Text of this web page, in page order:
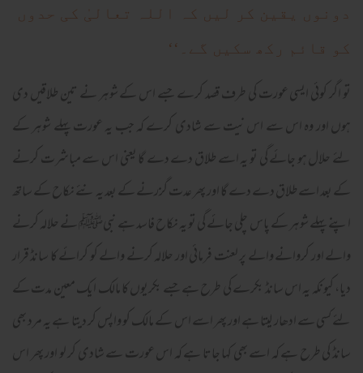
دونوں یقین کر لیں کہ اللہ تعالیٰ کی حدوں
کو قائم رکھ سکیں گے۔‘‘
تو اگر کوئی ایسی عورت کی طرف قصد کرے جسے اس کے شوہر نے تین طلاقیں دی
ہوں اور وہ اس سے اس نیت سے شادی کرے کہ جب یہ عورت پہلے شوہر کے
لئے حلال ہو جائے گی تو یہ اسے طلاق دے دے گا یعنی اس سے مباشرت کرنے
کے بعد اسے طلاق دے دے گا اور پھر عدت گزرنے کے بعد یہ نئے نکاح کے ساتھ
اپنے پہلے شوہر کے پاس چلی جائے گی تو یہ نکاح فاسد ہے نبیﷺ نے حلالہ کرنے
والے اور کروانے والے پر لعنت فرمائی اور حلالہ کرنے والے کو کرائے کا سانڈ قرار
دیا، کیونکہ یہ اس سانڈ بکرے کی طرح ہے جسے بکریوں کا مالک ایک معین مدت کے
لئے کسی سے ادھار لیتا ہے اور پھر اسے اس کے مالک کو واپس کر دیتا ہے یہ مرد بھی
سانڈ کی طرح ہے کہ اسے بھی کہا جاتا ہے کہ اس عورت سے شادی کر لو اور پھر اس